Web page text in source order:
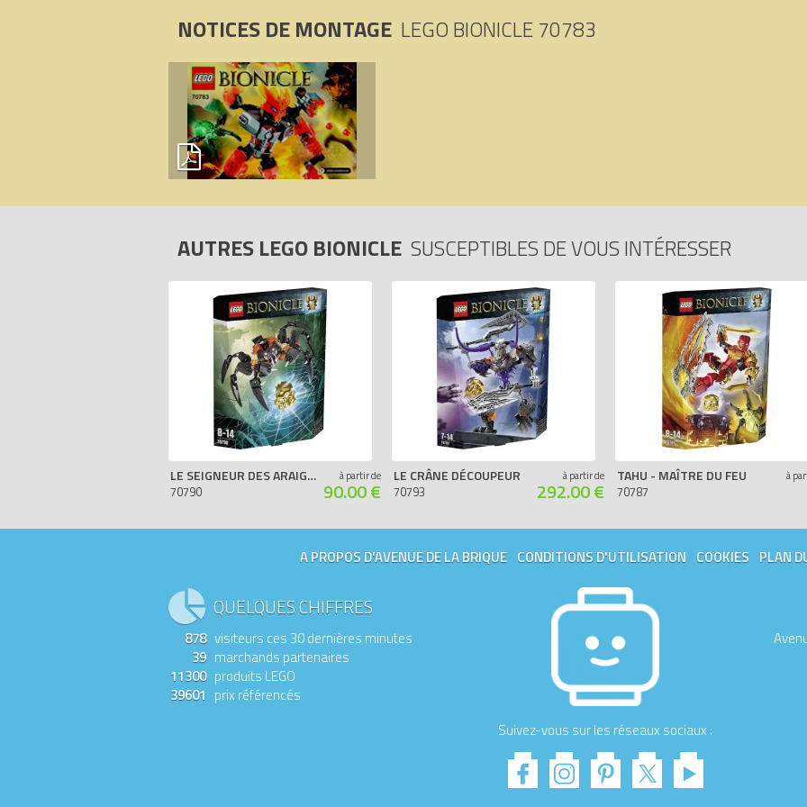
NOTICES DE MONTAGE LEGO BIONICLE 70783
AUTRES LEGO BIONICLE SUSCEPTIBLES DE VOUS INTÉRESSER
LE SEIGNEUR DES ARAIGNÉES SQUELETTES
70790
à partir de
90.00 €
LE CRÂNE DÉCOUPEUR
70793
à partir de
292.00 €
TAHU - MAÎTRE DU FEU
70787
à
A PROPOS D'AVENUE DE LA BRIQUE CONDITIONS D'UTILISATION COOKIES PLAN
QUELQUES CHIFFRES
878 visiteurs ces 30 dernières minutes
39 marchands partenaires
11300 produits LEGO
39601 prix référencés
Suivez-vous sur les réseaux sociaux :